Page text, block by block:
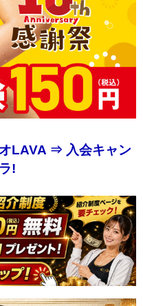
LAVA ⇒ 入会キャン
!